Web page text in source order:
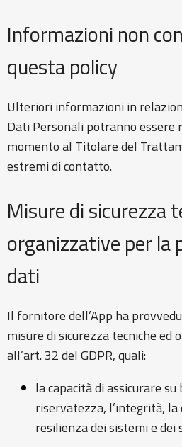
Informazioni non
questa policy
Ulteriori informazioni in
Dati Personali potranno essere
momento al Titolare del
estremi di contatto.
Misure di sicurezza
organizzative per la
dati
Il fornitore dell’App ha
misure di sicurezza tecniche ed
all’art. 32 del GDPR, quali:
la capacità di assicurare
riservatezza, l’integrità,
resilienza dei sistemi e